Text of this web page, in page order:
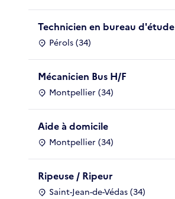
Technicien en bureau d'étude
Pérols (34)
Mécanicien Bus H/F
Montpellier (34)
Aide à domicile
Montpellier (34)
Ripeuse / Ripeur
Saint-Jean-de-Védas (34)